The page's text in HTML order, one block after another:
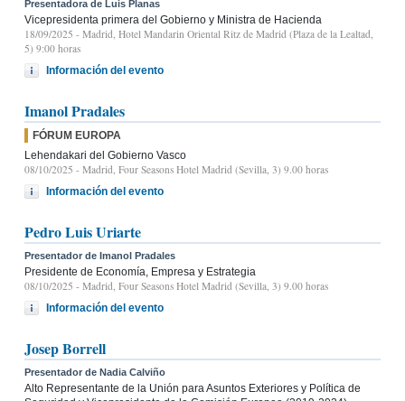
Presentadora de Luis Planas
Vicepresidenta primera del Gobierno y Ministra de Hacienda
18/09/2025 - Madrid, Hotel Mandarin Oriental Ritz de Madrid (Plaza de la Lealtad,
5) 9:00 horas
Información del evento
Imanol Pradales
FÓRUM EUROPA
Lehendakari del Gobierno Vasco
08/10/2025 - Madrid, Four Seasons Hotel Madrid (Sevilla, 3) 9.00 horas
Información del evento
Pedro Luis Uriarte
Presentador de Imanol Pradales
Presidente de Economía, Empresa y Estrategia
08/10/2025 - Madrid, Four Seasons Hotel Madrid (Sevilla, 3) 9.00 horas
Información del evento
Josep Borrell
Presentador de Nadia Calviño
Alto Representante de la Unión para Asuntos Exteriores y Política de